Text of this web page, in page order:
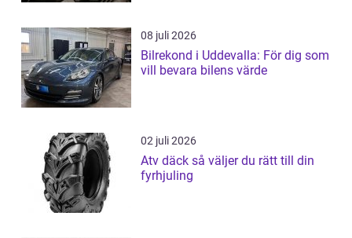
08 juli 2026
Bilrekond i Uddevalla: För dig som
vill bevara bilens värde
02 juli 2026
Atv däck så väljer du rätt till din
fyrhjuling